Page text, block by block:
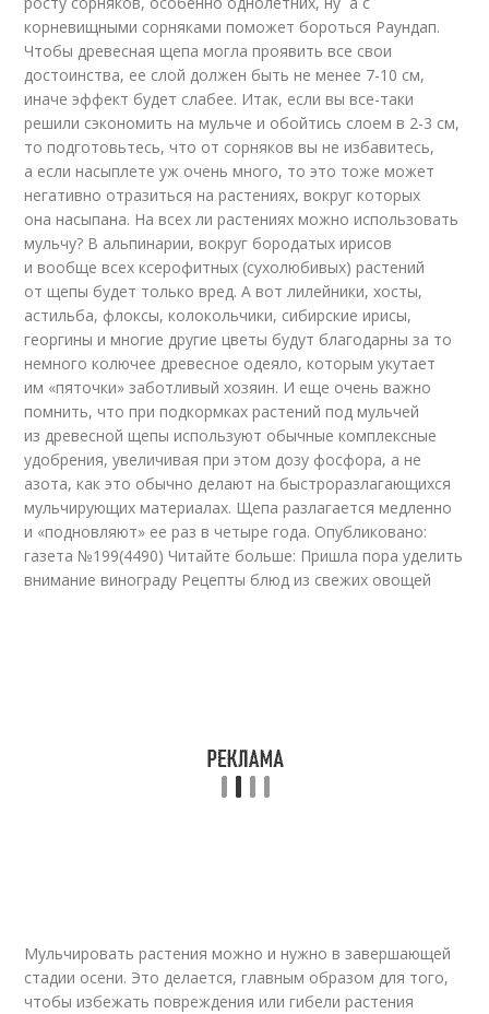
корневищными сорняками поможет бороться Раундап.
Чтобы древесная щепа могла проявить все свои
достоинства, ее слой должен быть не менее 7-10 см,
иначе эффект будет слабее. Итак, если вы все-таки
решили сэкономить на мульче и обойтись слоем в 2-3 см,
то подготовьтесь, что от сорняков вы не избавитесь,
а если насыплете уж очень много, то это тоже может
негативно отразиться на растениях, вокруг которых
она насыпана. На всех ли растениях можно использовать
мульчу? В альпинарии, вокруг бородатых ирисов
и вообще всех ксерофитных (сухолюбивых) растений
от щепы будет только вред. А вот лилейники, хосты,
астильба, флоксы, колокольчики, сибирские ирисы,
георгины и многие другие цветы будут благодарны за то
немного колючее древесное одеяло, которым укутает
им «пяточки» заботливый хозяин. И еще очень важно
помнить, что при подкормках растений под мульчей
из древесной щепы используют обычные комплексные
удобрения, увеличивая при этом дозу фосфора, а не
азота, как это обычно делают на быстроразлагающихся
мульчирующих материалах. Щепа разлагается медленно
и «подновляют» ее раз в четыре года. Опубликовано:
газета №199(4490) Читайте больше: Пришла пора уделить
внимание винограду Рецепты блюд из свежих овощей
Мульчировать растения можно и нужно в завершающей
стадии осени. Это делается, главным образом для того,
чтобы избежать повреждения или гибели растения